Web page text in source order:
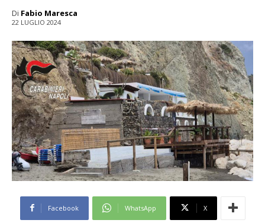
Di Fabio Maresca
22 LUGLIO 2024
Facebook WhatsApp X